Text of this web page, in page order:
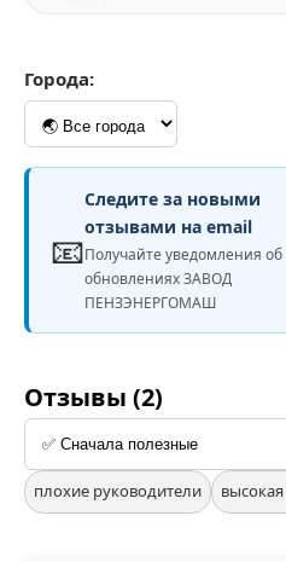
Города:
📧
Следите за новыми
отзывами на email
Получайте уведомления об
обновлениях ЗАВОД
ПЕНЗЭНЕРГОМАШ
Отзывы (2)
плохие руководители